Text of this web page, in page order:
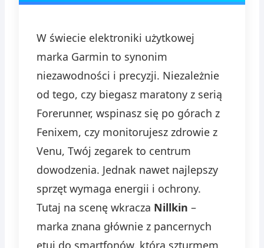
W świecie elektroniki użytkowej
marka Garmin to synonim
niezawodności i precyzji. Niezależnie
od tego, czy biegasz maratony z serią
Forerunner, wspinasz się po górach z
Fenixem, czy monitorujesz zdrowie z
Venu, Twój zegarek to centrum
dowodzenia. Jednak nawet najlepszy
sprzęt wymaga energii i ochrony.
Tutaj na scenę wkracza Nillkin –
marka znana głównie z pancernych
etui do smartfonów, która szturmem